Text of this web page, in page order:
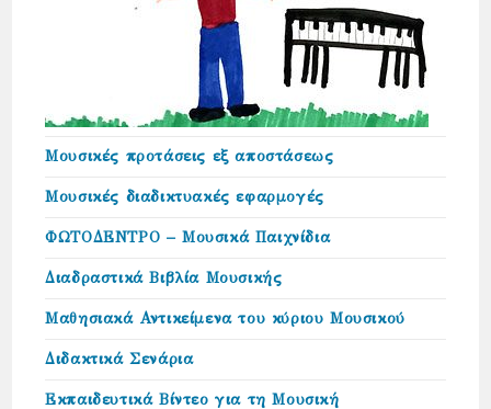
Μουσικές προτάσεις εξ αποστάσεως
Μουσικές διαδικτυακές εφαρμογές
ΦΩΤΟΔΕΝΤΡΟ – Μουσικά Παιχνίδια
Διαδραστικά Βιβλία Μουσικής
Μαθησιακά Αντικείμενα του κύριου Μουσικού
Διδακτικά Σενάρια
Εκπαιδευτικά Βίντεο για τη Μουσική